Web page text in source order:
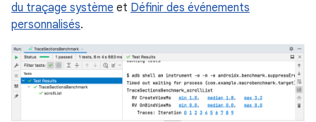
du traçage système et Définir des événements
personnalisés.